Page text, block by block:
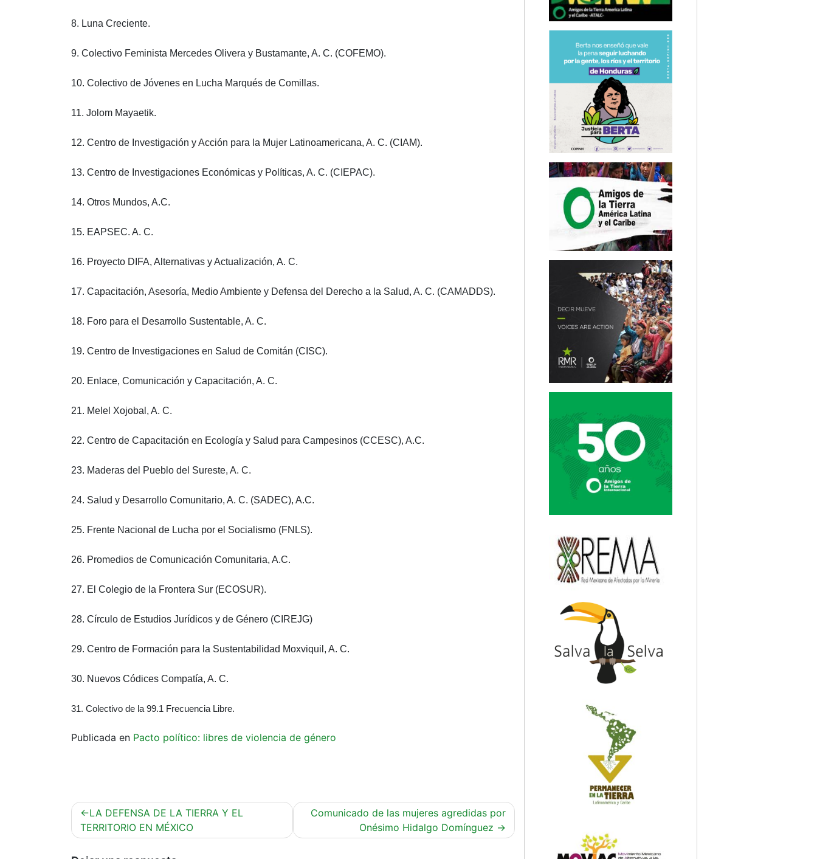
8. Luna Creciente.
9. Colectivo Feminista Mercedes Olivera y Bustamante, A. C. (COFEMO).
10. Colectivo de Jóvenes en Lucha Marqués de Comillas.
11. Jolom Mayaetik.
12. Centro de Investigación y Acción para la Mujer Latinoamericana, A. C. (CIAM).
13. Centro de Investigaciones Económicas y Políticas, A. C. (CIEPAC).
14. Otros Mundos, A.C.
15. EAPSEC. A. C.
16. Proyecto DIFA, Alternativas y Actualización, A. C.
17. Capacitación, Asesoría, Medio Ambiente y Defensa del Derecho a la Salud, A. C. (CAMADDS).
18. Foro para el Desarrollo Sustentable, A. C.
19. Centro de Investigaciones en Salud de Comitán (CISC).
20. Enlace, Comunicación y Capacitación, A. C.
21. Melel Xojobal, A. C.
22. Centro de Capacitación en Ecología y Salud para Campesinos (CCESC), A.C.
23. Maderas del Pueblo del Sureste, A. C.
24. Salud y Desarrollo Comunitario, A. C. (SADEC), A.C.
25. Frente Nacional de Lucha por el Socialismo (FNLS).
26. Promedios de Comunicación Comunitaria, A.C.
27. El Colegio de la Frontera Sur (ECOSUR).
28. Círculo de Estudios Jurídicos y de Género (CIREJG)
29. Centro de Formación para la Sustentabilidad Moxviquil , A. C.
30. Nuevos Códices Compatía, A. C.
31. Colectivo de la 99.1 Frecuencia Libre.
Publicada en Pacto político: libres de violencia de género
Navegación
de
LA DEFENSA DE LA TIERRA Y EL
TERRITORIO EN MÉXICO
Comunicado de las mujeres agredidas por
Onésimo Hidalgo Domínguez